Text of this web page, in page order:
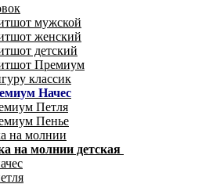
мужской
женский
детский
Премиум
классик
Начес
Петля
Пенье
на молнии
на молнии детская